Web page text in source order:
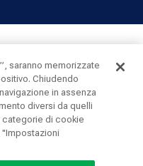
saranno memorizzate
Chiudendo
in assenza
diversi da quelli
di cookie